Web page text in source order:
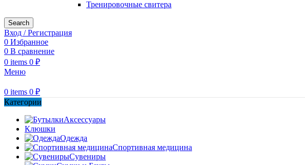
Тренировочные свитера
Search
Вход / Регистрация
0 Избранное
0 В сравнение
0 items 0 ₽
Меню
0 items 0 ₽
Категории
Аксессуары
Клюшки
Одежда
Спортивная медицина
Сувениры